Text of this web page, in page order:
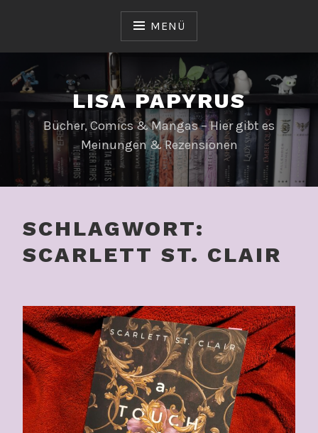
MENÜ
LISA PAPYRUS
Bücher, Comics & Mangas – Hier gibt es
Meinungen & Rezensionen
SCHLAGWORT:
SCARLETT ST. CLAIR